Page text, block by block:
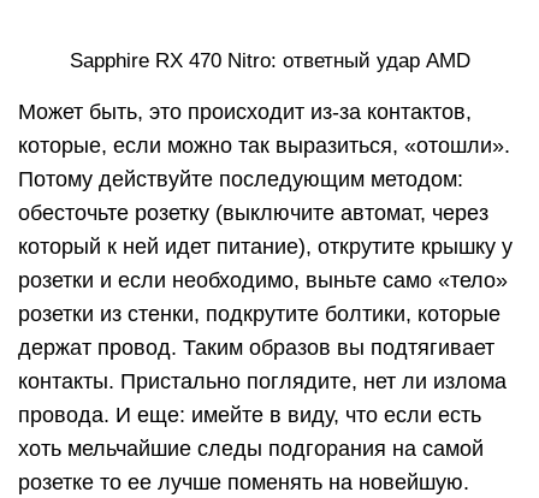
Sapphire RX 470 Nitro: ответный удар AMD
Может быть, это происходит из-за контактов,
которые, если можно так выразиться, «отошли».
Потому действуйте последующим методом:
обесточьте розетку (выключите автомат, через
который к ней идет питание), открутите крышку у
розетки и если необходимо, выньте само «тело»
розетки из стенки, подкрутите болтики, которые
держат провод. Таким образов вы подтягивает
контакты. Пристально поглядите, нет ли излома
провода. И еще: имейте в виду, что если есть
хоть мельчайшие следы подгорания на самой
розетке то ее лучше поменять на новейшую.